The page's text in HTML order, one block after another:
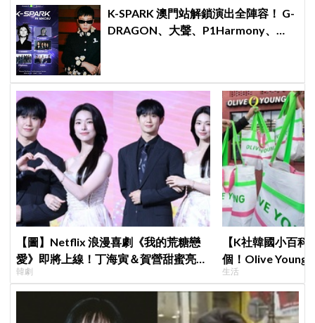
K-SPARK 澳門站解鎖演出全陣容！ G-
DRAGON、大聲、P1Harmony、
【圖】Netflix 浪漫喜劇《我的荒糖戀
愛》即將上線！丁海寅＆賀營甜蜜亮相
製作發表會，甜蜜CP化學反應引期待
韓劇
【K社韓國小百
個！Olive Young
遊客，機場「人
生活